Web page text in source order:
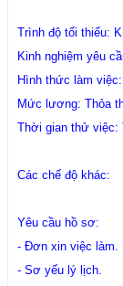
Trình độ tối thiểu:
Kinh nghiệm yêu
Hình thức làm
Mức lương: Thỏa
Thời gian thử việc:
Các chế độ khác:
Yêu cầu hồ sơ:
- Đơn xin việc làm.
- Sơ yếu lý lịch.